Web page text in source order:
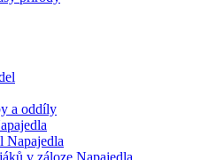
a oddíly
Napajedla
v záloze Napajedla